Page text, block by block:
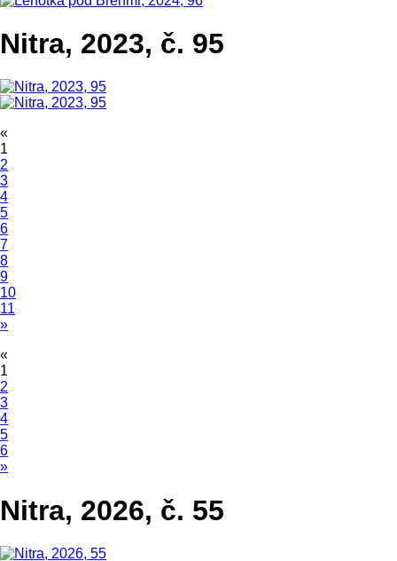
Nitra, 2023, č. 95
«
1
2
3
4
5
6
7
8
9
10
11
»
«
1
2
3
4
5
6
»
Nitra, 2026, č. 55